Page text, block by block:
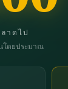
าดไป
โดยประมาณ